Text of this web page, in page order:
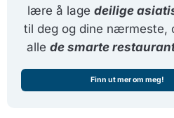
lære å lage deilige
til deg og dine nærmeste,
alle de smarte
Finn ut mer om meg!